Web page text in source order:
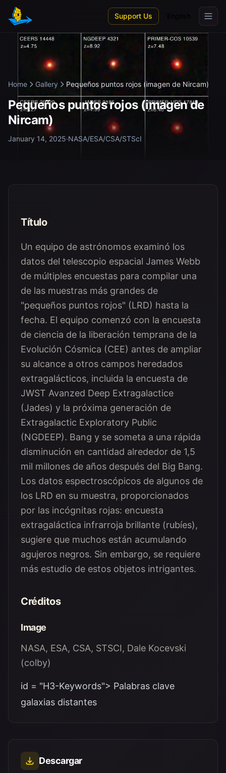
Skip to main content
Support Us
Home Gallery Pequeños puntos rojos (imagen de Nircam)
Pequeños puntos rojos (imagen de
Nircam)
January 14, 2025·NASA/ESA/CSA/STScI
Título
Un equipo de astrónomos examinó los
datos del telescopio espacial James Webb
de múltiples encuestas para compilar una
de las muestras más grandes de
"pequeños puntos rojos" (LRD) hasta la
fecha. El equipo comenzó con la encuesta
de ciencia de la liberación temprana de la
Evolución Cósmica (CEE) antes de ampliar
su alcance a otros campos heredados
extragalácticos, incluida la encuesta de
JWST Avanzed Deep Extragalactice
(Jades) y la próxima generación de
Extragalactic Exploratory Public
(NGDEEP). Bang y se someta a una rápida
disminución en cantidad alrededor de 1,5
mil millones de años después del Big Bang.
Los datos espectroscópicos de algunos de
los LRD en su muestra, proporcionados
por las incógnitas rojas: encuesta
extragaláctica infrarroja brillante (rubíes),
sugiere que muchos están acumulando
agujeros negros. Sin embargo, se requiere
más estudio de estos objetos intrigantes.
Créditos
Image
NASA, ESA, CSA, STSCI, Dale Kocevski
(colby)
id = "H3-Keywords"> Palabras clave
galaxias distantes
Descargar